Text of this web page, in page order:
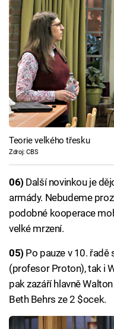
Teorie velkého třesku
Zdroj: CBS
06) Další novinkou je
armády. Nebudeme
podobné kooperace
velké mrzení.
05) Po pauze v 10. řadě
(profesor Proton), tak i
pak zazáří hlavně
Beth Behrs ze 2 $ocek.